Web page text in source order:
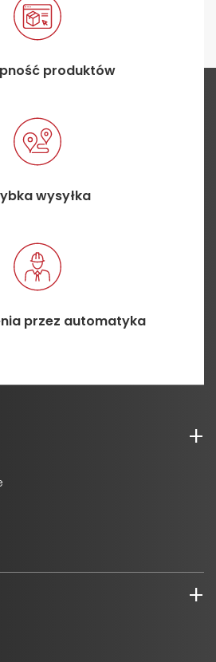
produktów
wysyłka
przez automatyka